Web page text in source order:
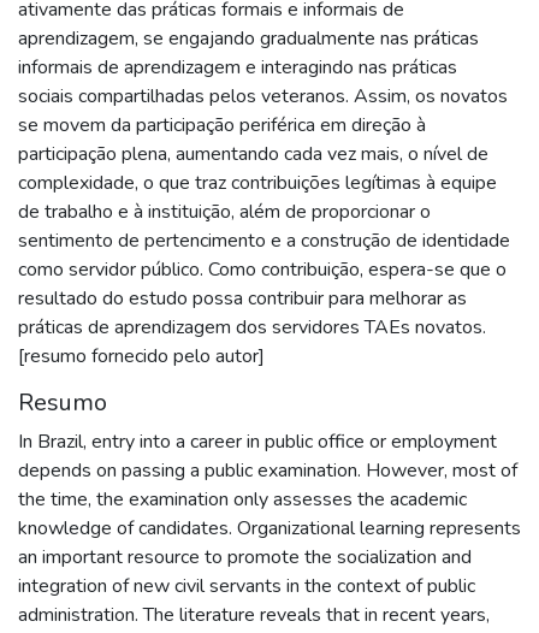
ativamente das práticas formais e informais de
aprendizagem, se engajando gradualmente nas práticas
informais de aprendizagem e interagindo nas práticas
sociais compartilhadas pelos veteranos. Assim, os novatos
se movem da participação periférica em direção à
participação plena, aumentando cada vez mais, o nível de
complexidade, o que traz contribuições legítimas à equipe
de trabalho e à instituição, além de proporcionar o
sentimento de pertencimento e a construção de identidade
como servidor público. Como contribuição, espera-se que o
resultado do estudo possa contribuir para melhorar as
práticas de aprendizagem dos servidores TAEs novatos.
[resumo fornecido pelo autor]
Resumo
In Brazil, entry into a career in public office or employment
depends on passing a public examination. However, most of
the time, the examination only assesses the academic
knowledge of candidates. Organizational learning represents
an important resource to promote the socialization and
integration of new civil servants in the context of public
administration. The literature reveals that in recent years,